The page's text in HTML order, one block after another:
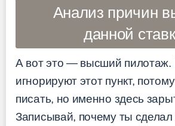
Анализ причин
данной
А вот это — высший пилотаж.
игнорируют этот пункт,
писать, но именно здесь
Записывай, почему ты сделал